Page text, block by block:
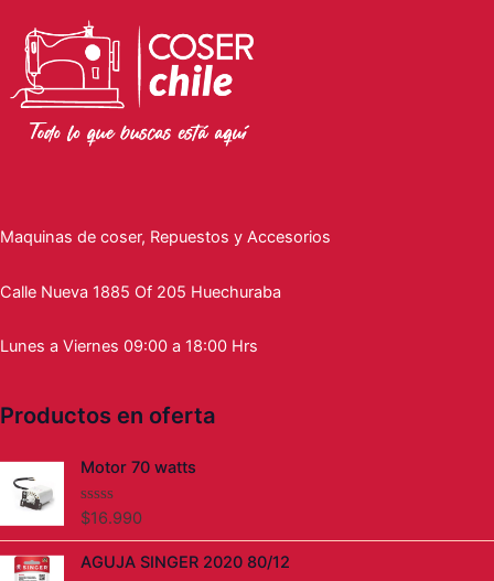
Maquinas de coser, Repuestos y Accesorios
Calle Nueva 1885 Of 205 Huechuraba
Lunes a Viernes 09:00 a 18:00 Hrs
Productos en oferta
Motor 70 watts
V
o
$16.990
AGUJA SINGER 2020 80/12